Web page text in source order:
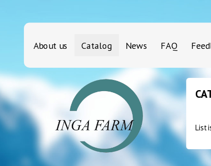
About us Catalog News FAQ
List